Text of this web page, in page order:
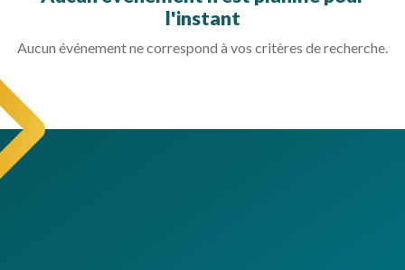
l'instant
Aucun événement ne correspond à vos critères de recherche.